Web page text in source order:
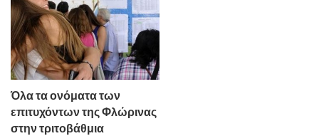
Όλα τα ονόματα των
επιτυχόντων της Φλώρινας
στην τριτοβάθμια